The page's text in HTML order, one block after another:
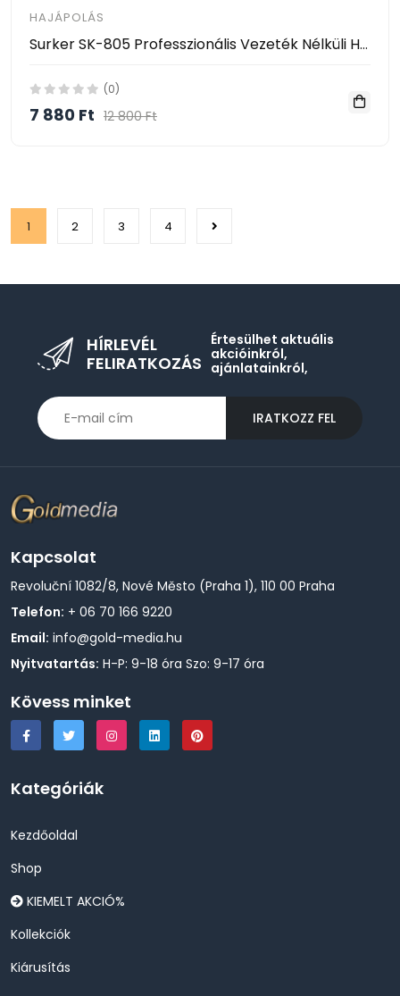
HAJÁPOLÁS
Surker SK-805 Professzionális Vezeték Nélküli Hajnyíró Gép
(0)
7 880 Ft 12 800 Ft
1 2 3 4
HÍRLEVÉL
FELIRATKOZÁS
Értesülhet aktuális
akcióinkról,
ajánlatainkról,
IRATKOZZ FEL
Kapcsolat
Revoluční 1082/8, Nové Město (Praha 1), 110 00 Praha
Telefon: + 06 70 166 9220
Email: info@gold-media.hu
Nyitvatartás: H-P: 9-18 óra Szo: 9-17 óra
Kövess minket
Kategóriák
Kezdőoldal
Shop
KIEMELT AKCIÓ%
Kollekciók
Kiárusítás